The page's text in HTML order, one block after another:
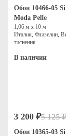
Обои 10466-05
Moda Pelle
1,06 м х 10 м
Италия, Флизелин,
тиснения
В наличии
3 200 ₽5 125
Обои 10365-03